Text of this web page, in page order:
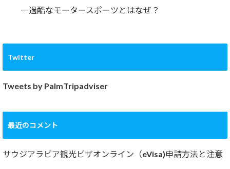
一過酷なモータースポーツとはなぜ？
Twitter
Tweets by PalmTripadviser
最近のコメント
サウジアラビア観光ビザオンライン（eVisa)申請方法と注意